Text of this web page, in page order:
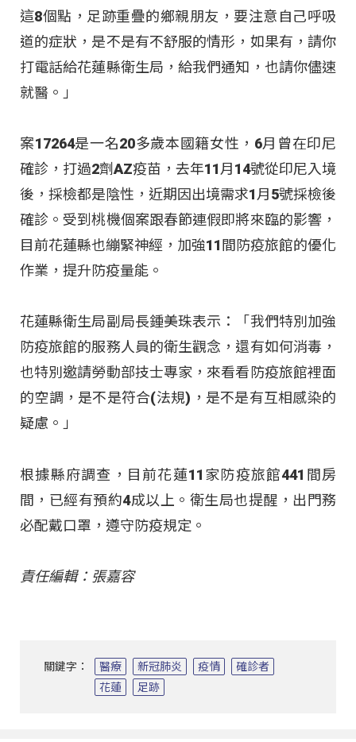
這8個點，足跡重疊的鄉親朋友，要注意自己呼吸
道的症狀，是不是有不舒服的情形，如果有，請你
打電話給花蓮縣衛生局，給我們通知，也請你儘速
就醫。」
案17264是一名20多歲本國籍女性，6月曾在印尼
確診，打過2劑AZ疫苗，去年11月14號從印尼入境
後，採檢都是陰性，近期因出境需求1月5號採檢後
確診。受到桃機個案跟春節連假即將來臨的影響，
目前花蓮縣也繃緊神經，加強11間防疫旅館的優化
作業，提升防疫量能。
花蓮縣衛生局副局長鍾美珠表示：「我們特別加強
防疫旅館的服務人員的衛生觀念，還有如何消毒，
也特別邀請勞動部技士專家，來看看防疫旅館裡面
的空調，是不是符合(法規)，是不是有互相感染的
疑慮。」
根據縣府調查，目前花蓮11家防疫旅館441間房
間，已經有預約4成以上。衛生局也提醒，出門務
必配戴口罩，遵守防疫規定。
責任編輯：張嘉容
關鍵字： 醫療 新冠肺炎 疫情
確診者
花蓮
足跡